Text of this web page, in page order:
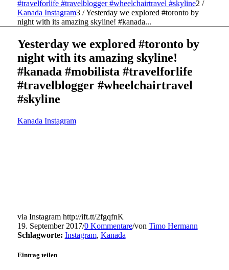
#travelforlife #travelblogger #wheelchairtravel #skyline2 /
Kanada Instagram3 / Yesterday we explored #toronto by
night with its amazing skyline! #kanada...
Yesterday we explored #toronto by
night with its amazing skyline!
#kanada #mobilista #travelforlife
#travelblogger #wheelchairtravel
#skyline
Kanada Instagram
via Instagram http://ift.tt/2fgqfnK
19. September 2017/0 Kommentare/von Timo Hermann
Schlagworte: Instagram, Kanada
Eintrag teilen